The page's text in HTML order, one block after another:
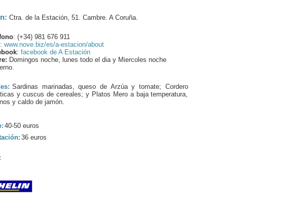
Ctra. de la Estación, 51. Cambre. A Coruña.
: (+34) 981 676 911
: www.nove.biz/es/a-estacion/about
: facebook de A Estación
Domingos noche, lunes todo el dia y Miercoles noche
Sardinas marinadas, queso de Arzúa y tomate; Cordero
y cuscus de cereales; y Platos Mero a baja temperatura,
y caldo de jamón.
40-50 euros
36 euros